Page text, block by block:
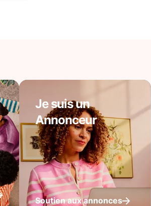
Je suis un
Annonceur
Soutien aux annonces